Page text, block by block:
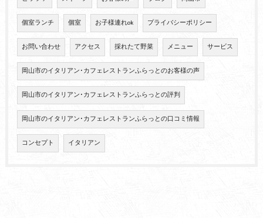
個室ランチ 個室 お子様連れok プライバシーポリシー
お問い合わせ アクセス 採れたて野菜 メニュー サービス
岡山市のイタリアン･カフェレストランふらっとのお客様の声
岡山市のイタリアン･カフェレストランふらっとの評判
岡山市のイタリアン･カフェレストランふらっとの口コミ情報
コンセプト イタリアン